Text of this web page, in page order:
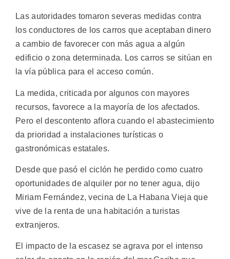
Las autoridades tomaron severas medidas contra
los conductores de los carros que aceptaban dinero
a cambio de favorecer con más agua a algún
edificio o zona determinada. Los carros se sitúan en
la vía pública para el acceso común.
La medida, criticada por algunos con mayores
recursos, favorece a la mayoría de los afectados.
Pero el descontento aflora cuando el abastecimiento
da prioridad a instalaciones turísticas o
gastronómicas estatales.
Desde que pasó el ciclón he perdido como cuatro
oportunidades de alquiler por no tener agua, dijo
Miriam Fernández, vecina de La Habana Vieja que
vive de la renta de una habitación a turistas
extranjeros.
El impacto de la escasez se agrava por el intenso